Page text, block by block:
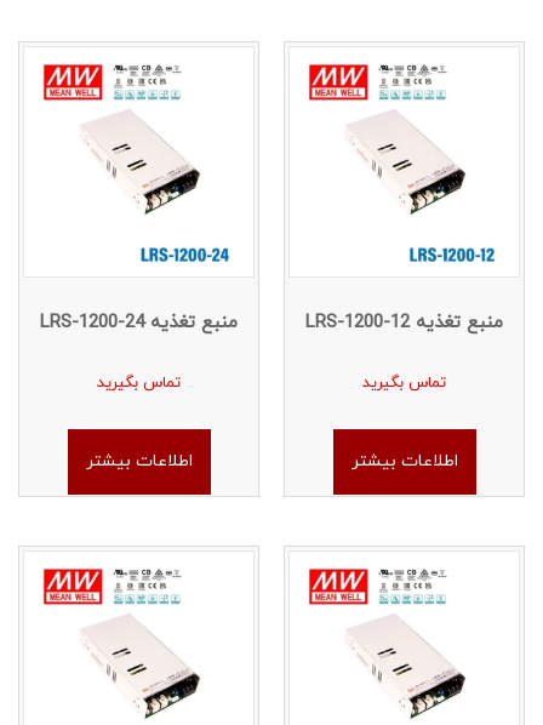
منبع تغذیه LRS-1200-12
تماس بگیرید
اطلاعات بیشتر
منبع تغذیه LRS-1200-24
تماس بگیرید
اطلاعات بیشتر